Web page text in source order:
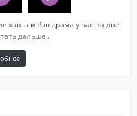
ханга и Рав драма у вас на дне
дальше..